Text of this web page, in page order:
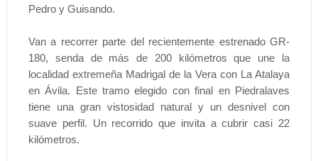
Pedro y Guisando.
Van a recorrer parte del recientemente estrenado GR-
180, senda de más de 200 kilómetros que une la
localidad extremeña Madrigal de la Vera con La Atalaya
en Ávila. Este tramo elegido con final en Piedralaves
tiene una gran vistosidad natural y un desnivel con
suave perfil. Un recorrido que invita a cubrir casi 22
kilómetros.